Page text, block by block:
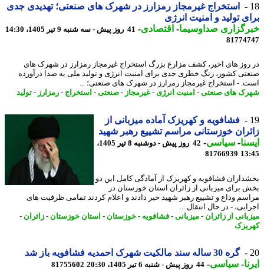
استخراج غیرمجاز رمزارز در شهرک های صنعتی؛ تهدیدی جدی
تولید و امنیت انرژی
صداوسیما-اقتصادی-41 روز پیش - سه شنبه 9 تیر 1405، 14:30
های اخیر، کشف مزارع بزرگ استخراج غیرمجاز رمزارز در شهرک های
کشور، زنگ خطری جدی برای امنیت انرژی و تولید ملی به صدا درآورده
- استخراج غیرمجاز رمزارز در شهرک های صنعتی؛ ...
های صنعتی-امنیت انرژی-غیرمجاز-صنعتی-استخراج- رمزارز- تولید
فشافویه و کهریزک آماده میزبانی از
خوزستانی مراسم تشییع رهبر شهید
-سیاسی-
42 روز پیش - دوشنبه 8 تیر 1405،
81766939
فشافویه و کهریزک از آمادگی کامل این دو
برای میزبانی از زائران استان خوزستان در
وداع و تشییع رهبر شهید خبر دادند و اعلام کردند تمامی ظرفیت های
- در ﺣﺎل اﻧﺘﻘﺎل ...
از زائران- میزبانی -فشافویه-خوزستان-استان خوزستان-زائران-
گره 30 ساله سند مالکیت شهرک احمدیه فشافویه باز شد
-سیاسی-44 روز پیش - شنبه 6 تیر 1405، 20:30 81755602